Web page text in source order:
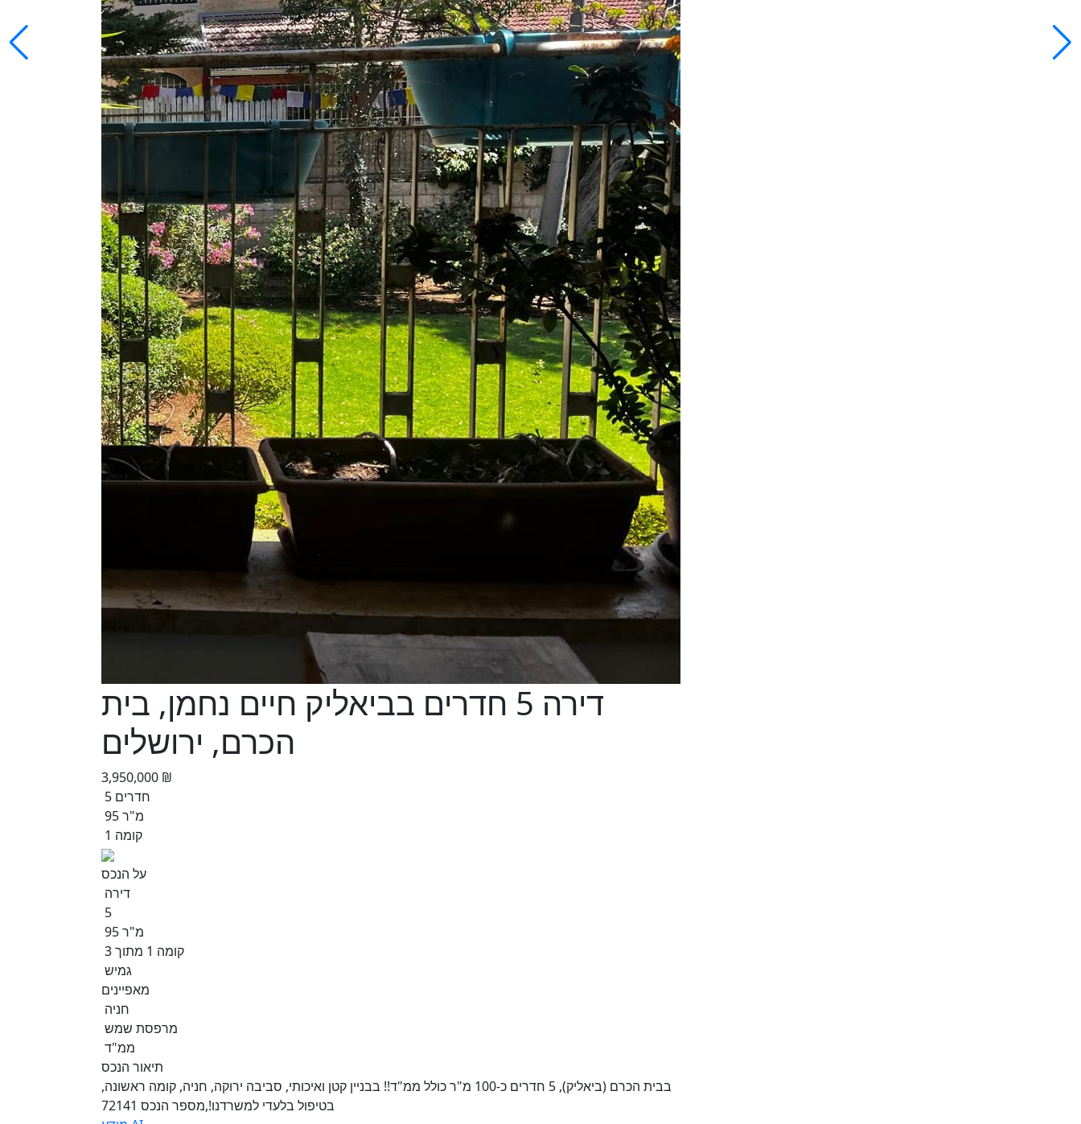
דירה 5 חדרים בביאליק חיים נחמן, בית
הכרם, ירושלים
3,950,000 ₪
5 חדרים
95 מ"ר
קומה 1
על הנכס
דירה
5
95 מ"ר
קומה 1 מתוך 3
גמיש
מאפיינים
חניה
מרפסת שמש
ממ"ד
תיאור הנכס
בבית הכרם (ביאליק), 5 חדרים כ-100 מ"ר כולל ממ"ד!! בבניין קטן ואיכותי, סביבה ירוקה, חניה, קומה ראשונה,
בטיפול בלעדי למשרדנו!,מספר הנכס 72141